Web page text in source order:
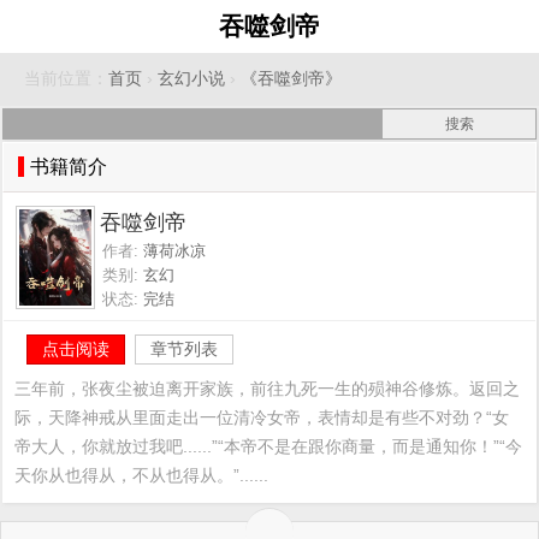
吞噬剑帝
当前位置： 首页 › 玄幻小说 › 《吞噬剑帝》
书籍简介
吞噬剑帝
作者: 薄荷冰凉
类别: 玄幻
状态: 完结
点击阅读 章节列表
三年前，张夜尘被迫离开家族，前往九死一生的殒神谷修炼。返回之
际，天降神戒从里面走出一位清冷女帝，表情却是有些不对劲？“女
帝大人，你就放过我吧......”“本帝不是在跟你商量，而是通知你！”“今
天你从也得从，不从也得从。”......